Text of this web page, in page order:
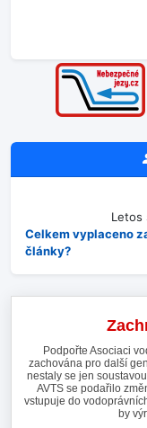
Letos
Celkem vyplaceno
články?